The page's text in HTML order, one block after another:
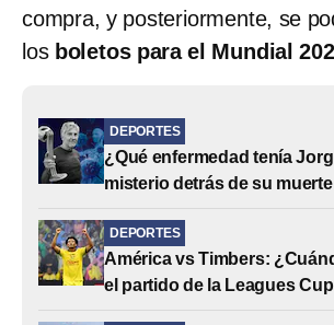
compra, y posteriormente, se
los boletos para el Mundial
DEPORTES
¿Qué enfermedad tenía
misterio detrás de su muerte
DEPORTES
América vs Timbers:
el partido de la Leagues